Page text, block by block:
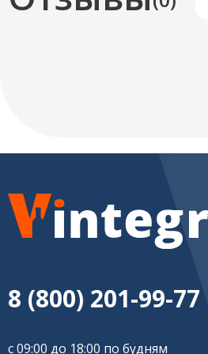
8 (800) 201-99-77
с 09:00 до 18:00 по будням